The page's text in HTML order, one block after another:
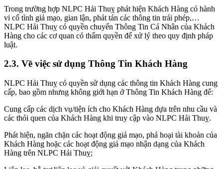
Trong trường hợp NLPC Hải Thuỵ phát hiện Khách Hàng có hành
vi cố tình giả mạo, gian lận, phát tán các thông tin trái phép,…
NLPC Hải Thuỵ có quyền chuyển Thông Tin Cá Nhân của Khách
Hàng cho các cơ quan có thẩm quyền để xử lý theo quy định pháp
luật.
2.3. Về việc sử dụng Thông Tin Khách Hàng
NLPC Hải Thuỵ có quyền sử dụng các thông tin Khách Hàng cung
cấp, bao gồm nhưng không giới hạn ở Thông Tin Khách Hàng để:
Cung cấp các dịch vụ/tiện ích cho Khách Hàng dựa trên nhu cầu và
các thói quen của Khách Hàng khi truy cập vào NLPC Hải Thuỵ.
Phát hiện, ngăn chặn các hoạt động giả mạo, phá hoại tài khoản của
Khách Hàng hoặc các hoạt động giả mạo nhận dạng của Khách
Hàng trên NLPC Hải Thuỵ;